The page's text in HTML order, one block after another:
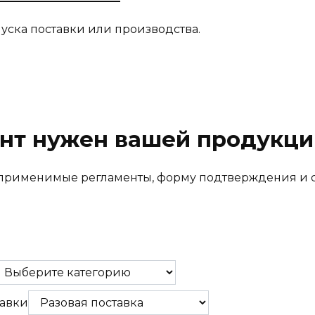
поставки или производства.
нужен вашей
регламенты, форму подтверждения и